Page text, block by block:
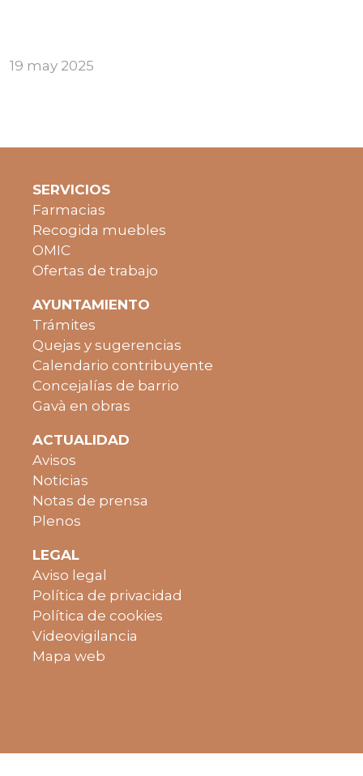
19 may 2025
SERVICIOS
Farmacias
Recogida muebles
OMIC
Ofertas de trabajo
AYUNTAMIENTO
Trámites
Quejas y sugerencias
Calendario contribuyente
Concejalías de barrio
Gavà en obras
ACTUALIDAD
Avisos
Noticias
Notas de prensa
Plenos
LEGAL
Aviso legal
Política de privacidad
Política de cookies
Videovigilancia
Mapa web